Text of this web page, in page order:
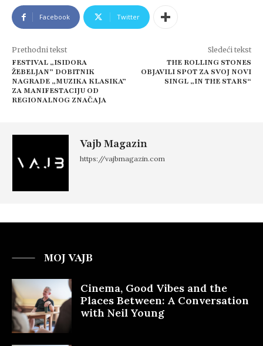
Facebook Twitter
Prethodni tekst
FESTIVAL „ISIDORA
ŽEBELJAN” DOBITNIK
NAGRADE „MUZIKA KLASIKA”
ZA MANIFESTACIJU OD
REGIONALNOG ZNAČAJA
Sledeći tekst
THE ROLLING STONES
OBJAVILI SPOT ZA SVOJ NOVI
SINGL „IN THE STARS“
Vajb Magazin
https://vajbmagazin.com
MOJ VAJB
Cinema, Good Vibes and the
Places Between: A Conversation
with Neil Young